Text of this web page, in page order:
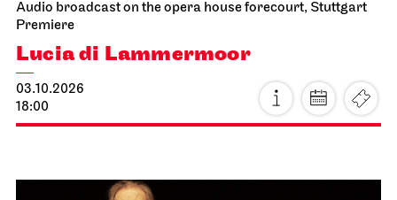
Audio broadcast on the opera house forecourt, Stuttgart
Premiere
Lucia di Lammermoor
03.10.2026
18:00